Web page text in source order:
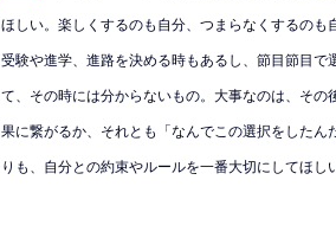
ほしい。楽しくするのも自分、つまらなくするのも
受験や進学、進路を決める時もあるし、節目節目
て、その時には分からないもの。大事なのは、そ
果に繋がるか、それとも「なんでこの選択をした
りも、自分との約束やルールを一番大切にしてほし